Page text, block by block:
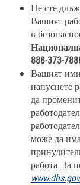
Не сте
Вашият
в
888-373-
Вашият
напуснете
да
може да
работа. За